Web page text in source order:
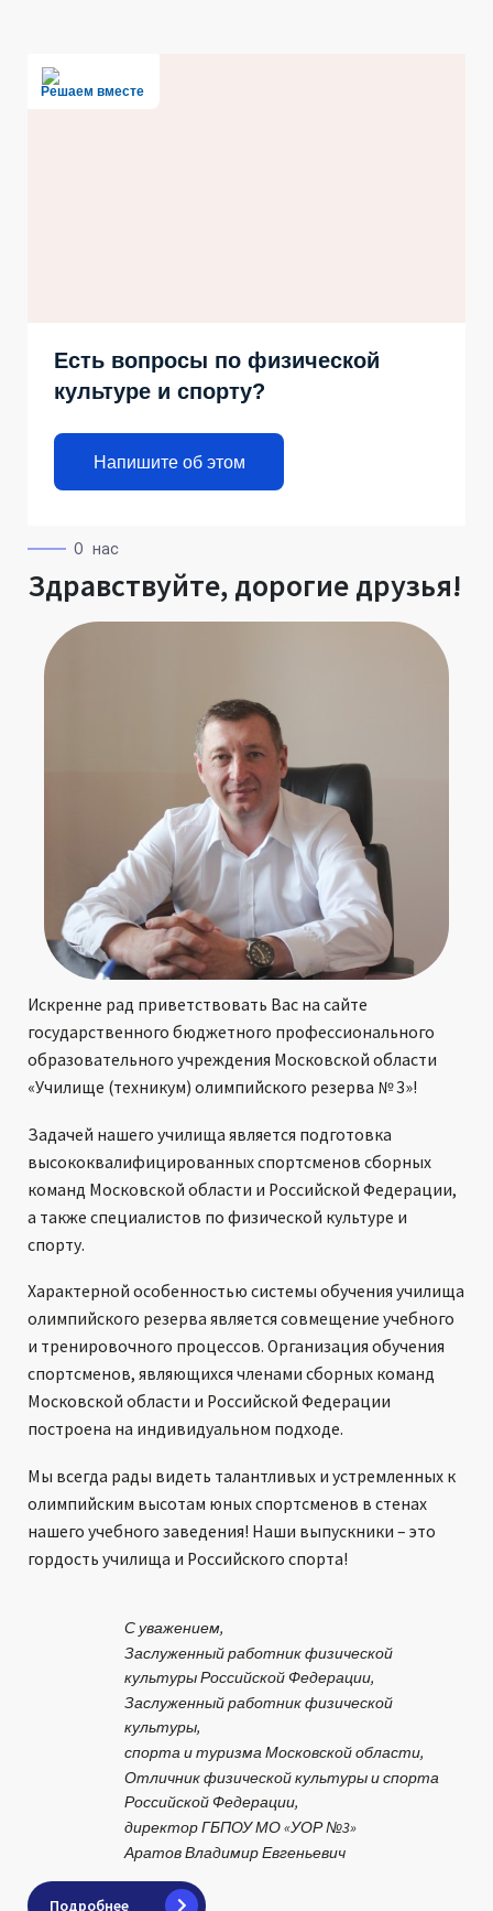
Решаем вместе
Есть вопросы по физической
культуре и спорту?
Напишите об этом
О нас
Здравствуйте, дорогие друзья!
Искренне рад приветствовать Вас на сайте
государственного бюджетного профессионального
образовательного учреждения Московской области
«Училище (техникум) олимпийского резерва № 3»!
Задачей нашего училища является подготовка
высококвалифицированных спортсменов сборных
команд Московской области и Российской Федерации,
а также специалистов по физической культуре и
спорту.
Характерной особенностью системы обучения училища
олимпийского резерва является совмещение учебного
и тренировочного процессов. Организация обучения
спортсменов, являющихся членами сборных команд
Московской области и Российской Федерации
построена на индивидуальном подходе.
Мы всегда рады видеть талантливых и устремленных к
олимпийским высотам юных спортсменов в стенах
нашего учебного заведения! Наши выпускники – это
гордость училища и Российского спорта!
С уважением,
Заслуженный работник физической
культуры Российской Федерации,
Заслуженный работник физической
культуры,
спорта и туризма Московской области,
Отличник физической культуры и спорта
Российской Федерации,
директор ГБПОУ МО «УОР №3»
Аратов Владимир Евгеньевич
Подробнее